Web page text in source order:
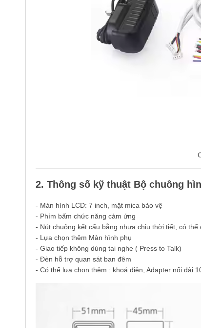
2. Thông số kỹ thuật Bộ chuông
- Màn hình LCD: 7 inch, mặt mica bảo vệ
- Phím bấm chức năng cảm ứng
- Nút chuông kết cấu bằng nhựa chịu thời tiết, có thể
- Lựa chọn thêm Màn hình phụ
- Giao tiếp không dùng tai nghe ( Press to Talk)
- Đèn hỗ trợ quan sát ban đêm
- Có thể lựa chọn thêm : khoá điện, Adapter nối dài